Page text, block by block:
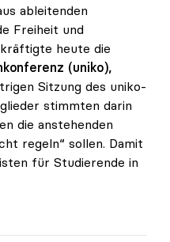
ableitenden
Freiheit und
heute die
(uniko),
Sitzung des uniko-
stimmten darin
die anstehenden
regeln“ sollen. Damit
für Studierende in
soll Handlungen